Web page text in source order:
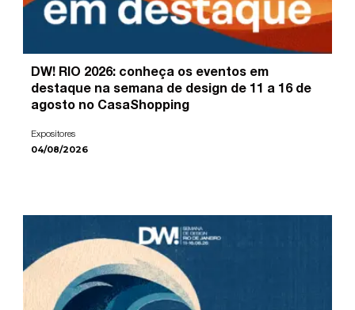
DW! RIO 2026: conheça os eventos em
destaque na semana de design de 11 a 16 de
agosto no CasaShopping
Expositores
04/08/2026